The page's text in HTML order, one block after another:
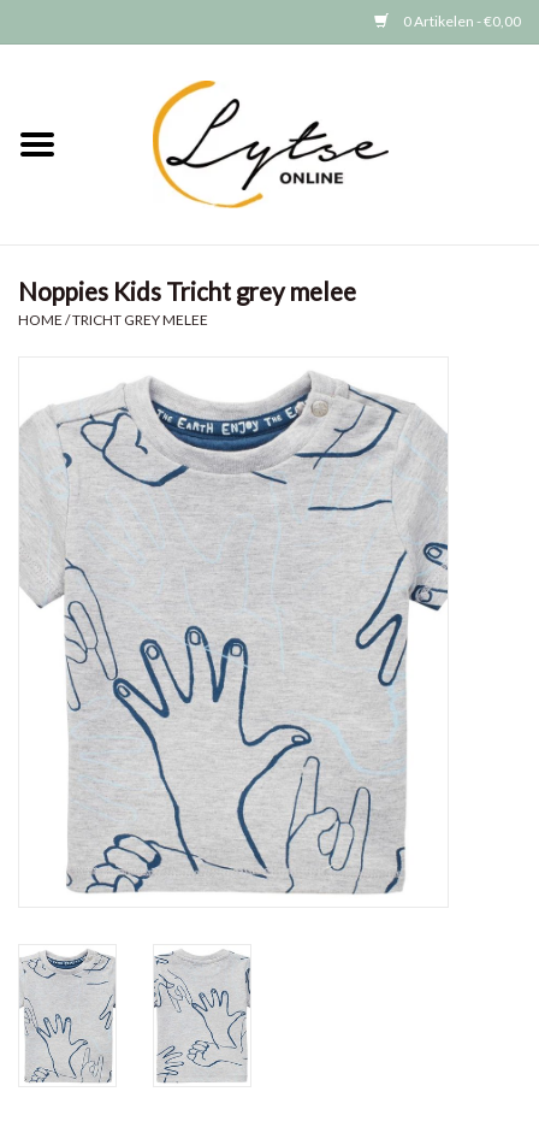
0 Artikelen - €0,00
Meisjes
GRATIS VERZENDEN (vanaf EUR
Noppies Kids Tricht grey melee
HOME /TRICHT GREY MELEE